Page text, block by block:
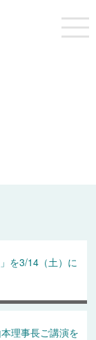
を3/14（土）に
理事長ご講演を